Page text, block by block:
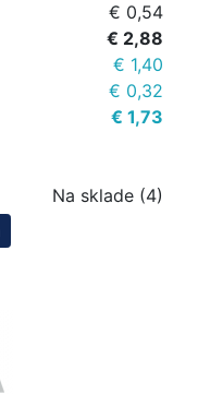
€ 0,54
€ 2,88
€ 1,40
€ 0,32
€ 1,73
Na sklade (4)